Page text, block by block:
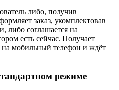
либо, получив
заказ, укомплектовав
либо соглашается на
есть сейчас. Получает
мобильный телефон и ждёт
режиме